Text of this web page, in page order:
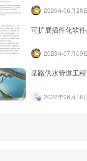
2026年06月28
可扩展插件化软
2023年07月09
某路供水管道工
2022年06月18